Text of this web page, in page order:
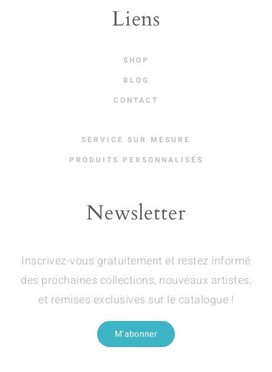
Liens
SHOP
BLOG
CONTACT
SERVICE SUR MESURE
PRODUITS PERSONNALISÉS
Newsletter
Inscrivez-vous gratuitement et restez informé
des prochaines collections, nouveaux artistes,
et remises exclusives sur le catalogue !
M’abonner